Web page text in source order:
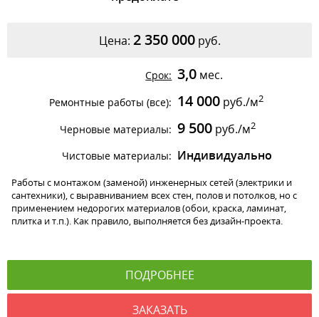
Цена: 2 350 000руб.
Срок: 3,0 мес.
Ремонтные работы (все): 14 000 руб./м2
Черновые материалы: 9 500 руб./м2
Чистовые материалы: Индивидуально
Работы с монтажом (заменой) инженерных сетей (электрики и
сантехники), с выравниванием всех стен, полов и потолков, но с
применением недорогих материалов (обои, краска, ламинат,
плитка и т.п.). Как правило, выполняется без дизайн-проекта.
ПОДРОБНЕЕ
ЗАКАЗАТЬ